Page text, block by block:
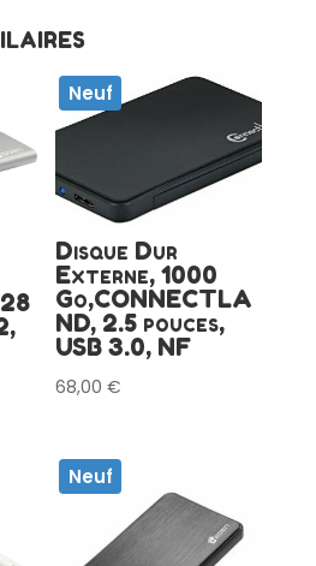
Neuf
Disque Dur
Externe, 1000
Go,CONNECTLA
ND, 2.5 pouces,
USB 3.0, NF
68,00€
Neuf